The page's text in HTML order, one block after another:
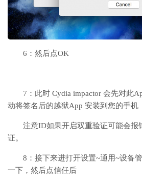
6：然后点OK
7：此时 Cydia impactor 会先对此
动将签名后的越狱App 安装到您的手机
注意ID如果开启双重验证可能会报
证。
8：接下来进打开设置~通用~设备
一下，然后点信任后